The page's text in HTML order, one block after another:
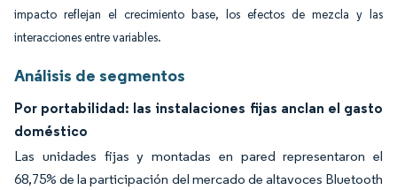
impacto reflejan el crecimiento base, los efectos de mezcla y las
interacciones entre variables.
Análisis de segmentos
Por portabilidad: las instalaciones fijas anclan el gasto
doméstico
Las unidades fijas y montadas en pared representaron el
68,75% de la participación del mercado de altavoces Bluetooth